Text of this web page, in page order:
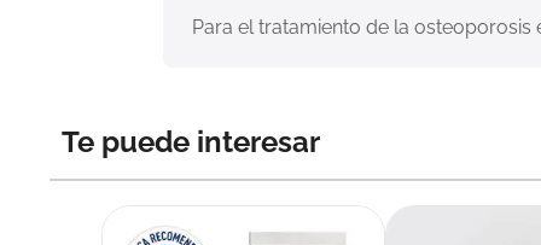
Para el tratamiento de la
Te puede interesar